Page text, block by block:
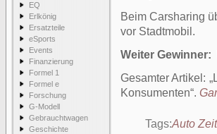
EQ
Erlkönig
Ersatzteile
eSports
Events
Finanzierung
Formel 1
Formel e
Forschung
G-Modell
Gebrauchtwagen
Geschichte
Beim Carsharing
vor Stadtmobil.
Weiter Gewinner:
Gesamter Artikel:
Konsumenten .
Tags:Auto